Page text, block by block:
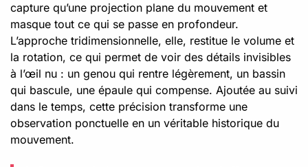
capture qu’une projection plane du mouvement et
masque tout ce qui se passe en profondeur.
L’approche tridimensionnelle, elle, restitue le volume et
la rotation, ce qui permet de voir des détails invisibles
à l’œil nu : un genou qui rentre légèrement, un bassin
qui bascule, une épaule qui compense. Ajoutée au suivi
dans le temps, cette précision transforme une
observation ponctuelle en un véritable historique du
mouvement.